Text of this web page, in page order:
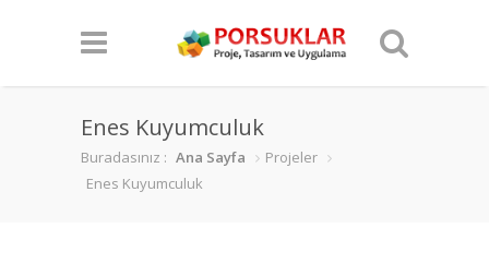
Enes Kuyumculuk
Buradasınız : Ana Sayfa
Projeler
Enes Kuyumculuk